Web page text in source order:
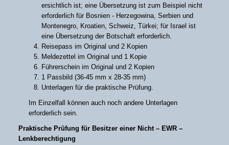
ersichtlich ist; eine Übersetzung ist zum Beispiel nicht
erforderlich für Bosnien - Herzegowina, Serbien und
Montenegro, Kroatien, Schweiz, Türkei; für Israel ist
eine Übersetzung der Botschaft erforderlich.
Reisepass im Original und 2 Kopien
Meldezettel im Original und 1 Kopie
Führerschein im Original und 2 Kopien
1 Passbild (36-45 mm x 28-35 mm)
Unterlagen für die praktische Prüfung.
Im Einzelfall können auch noch andere Unterlagen
erforderlich sein.
Praktische Prüfung für Besitzer einer Nicht – EWR –
Lenkberechtigung